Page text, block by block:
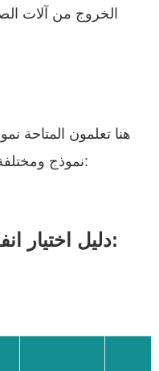
الخروج من آلات
هنا تعلمون المتاحة
نموذج ومختلفة البيانات الرئيسي لتختار كما أدناه:
دليل اختيار انفجار برهان الطوارئ ضوء: